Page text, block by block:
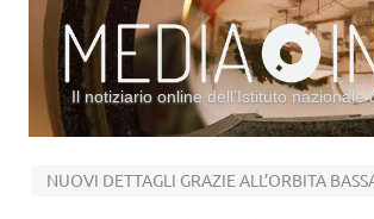
Il notiziario online dell’Istituto nazionale
NUOVI DETTAGLI GRAZIE ALL’ORBITA